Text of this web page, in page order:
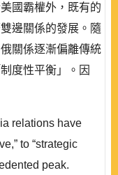
國霸權外，既有的
邊關係的發展。隨
關係逐漸偏離傳統
度性平衡」。因
relations have
to “strategic
peak.